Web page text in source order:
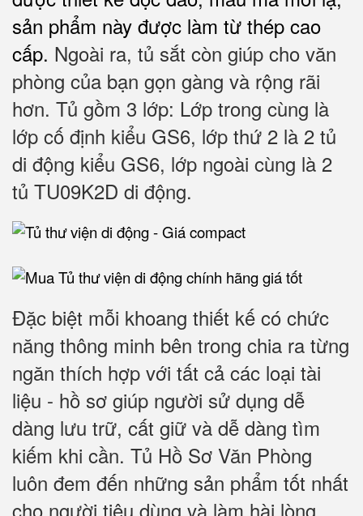
sản phẩm này được làm từ thép cao
cấp. Ngoài ra, tủ sắt còn giúp cho văn
phòng của bạn gọn gàng và rộng rãi
hơn. Tủ gồm 3 lớp: Lớp trong cùng là
lớp cố định kiểu GS6, lớp thứ 2 là 2 tủ
di động kiểu GS6, lớp ngoài cùng là 2
tủ TU09K2D di động.
Đặc biệt mỗi khoang thiết kế có chức
năng thông minh bên trong chia ra từng
ngăn thích hợp với tất cả các loại tài
liệu - hồ sơ giúp người sử dụng dễ
dàng lưu trữ, cất giữ và dễ dàng tìm
kiếm khi cần. Tủ Hồ Sơ Văn Phòng
luôn đem đến những sản phẩm tốt nhất
cho người tiêu dùng và làm hài lòng